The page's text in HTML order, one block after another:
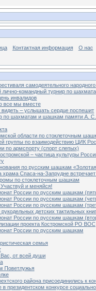
Контактная информация О нас
самодеятельного
лично-командный турнир по
инвалидов
все мы вместе
видеть – услышать сердце поспешит
по шахматам и шашкам памяти А.
области по стоклеточным
группы по взаимодействию ЦИК
по армспорту (спорт слепых)
– частица культуры
по русским шашкам
храма Спаса-на-Запрудне
по стоклеточным шашкам
и меняйся!
России по русским шашкам
России по русским шашкам
России по русским шашкам
детских тактильных книг
России по русским шашкам
проекта Костромской РО ВОС
России по русским шашкам
семья
от всей души
Поветлужья
района присоединились к
в президентском конкурсе